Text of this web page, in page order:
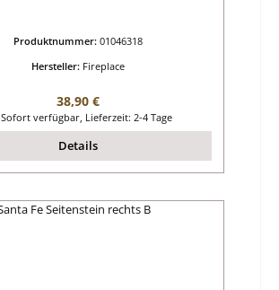
Produktnummer: 01046318
Hersteller: Fireplace
Regulärer Preis:
38,90 €
Sofort verfügbar, Lieferzeit: 2-4 Tage
Details